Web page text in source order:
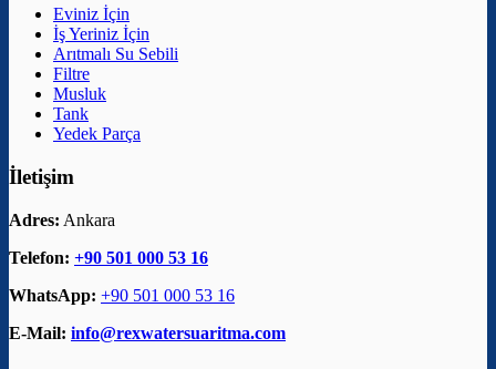
Eviniz İçin
İş Yeriniz İçin
Arıtmalı Su Sebili
Filtre
Musluk
Tank
Yedek Parça
İletişim
Adres: Ankara
Telefon: +90 501 000 53 16
WhatsApp: +90 501 000 53 16
E-Mail: info@rexwatersuaritma.com